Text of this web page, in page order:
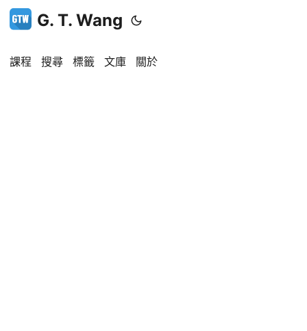
G. T. Wang
課程 搜尋 標籤 文庫 關於